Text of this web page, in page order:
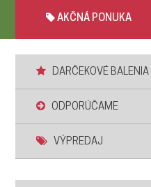
AKČNÁ PONUKA
DARČEKOVÉ BALENIA
ODPORÚČAME
VÝPREDAJ